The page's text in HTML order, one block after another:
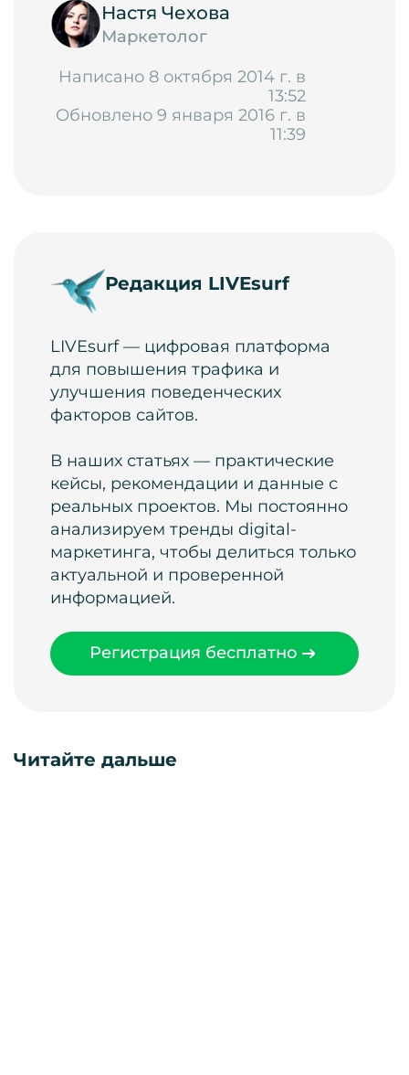
Настя Чехова
Маркетолог
Написано 8 октября 2014 г. в
13:52
Обновлено 9 января 2016 г. в
11:39
Редакция LIVEsurf
LIVEsurf — цифровая платформа
для повышения трафика и
улучшения поведенческих
факторов сайтов.
В наших статьях — практические
кейсы, рекомендации и данные с
реальных проектов. Мы постоянно
анализируем тренды digital-
маркетинга, чтобы делиться только
актуальной и проверенной
информацией.
Регистрация бесплатно
Читайте дальше